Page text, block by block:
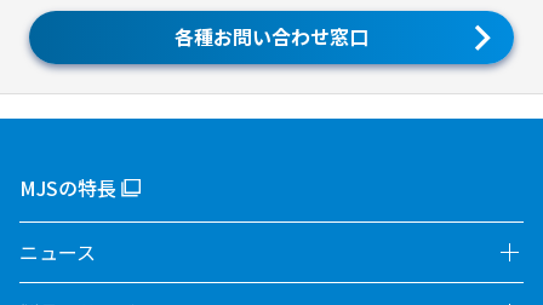
各種お問い合わせ窓口
MJSの特長
ニュース